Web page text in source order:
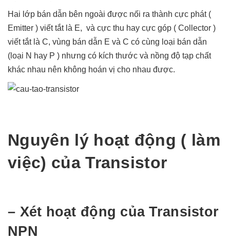
Hai lớp bán dẫn bên ngoài được nối ra thành cực phát (
Emitter ) viết tắt là E, và cực thu hay cực góp ( Collector )
viết tắt là C, vùng bán dẫn E và C có cùng loại bán dẫn
(loại N hay P ) nhưng có kích thước và nồng độ tạp chất
khác nhau nên không hoán vị cho nhau được.
Nguyên lý hoạt động ( làm
việc) của Transistor
– Xét hoạt động của Transistor
NPN